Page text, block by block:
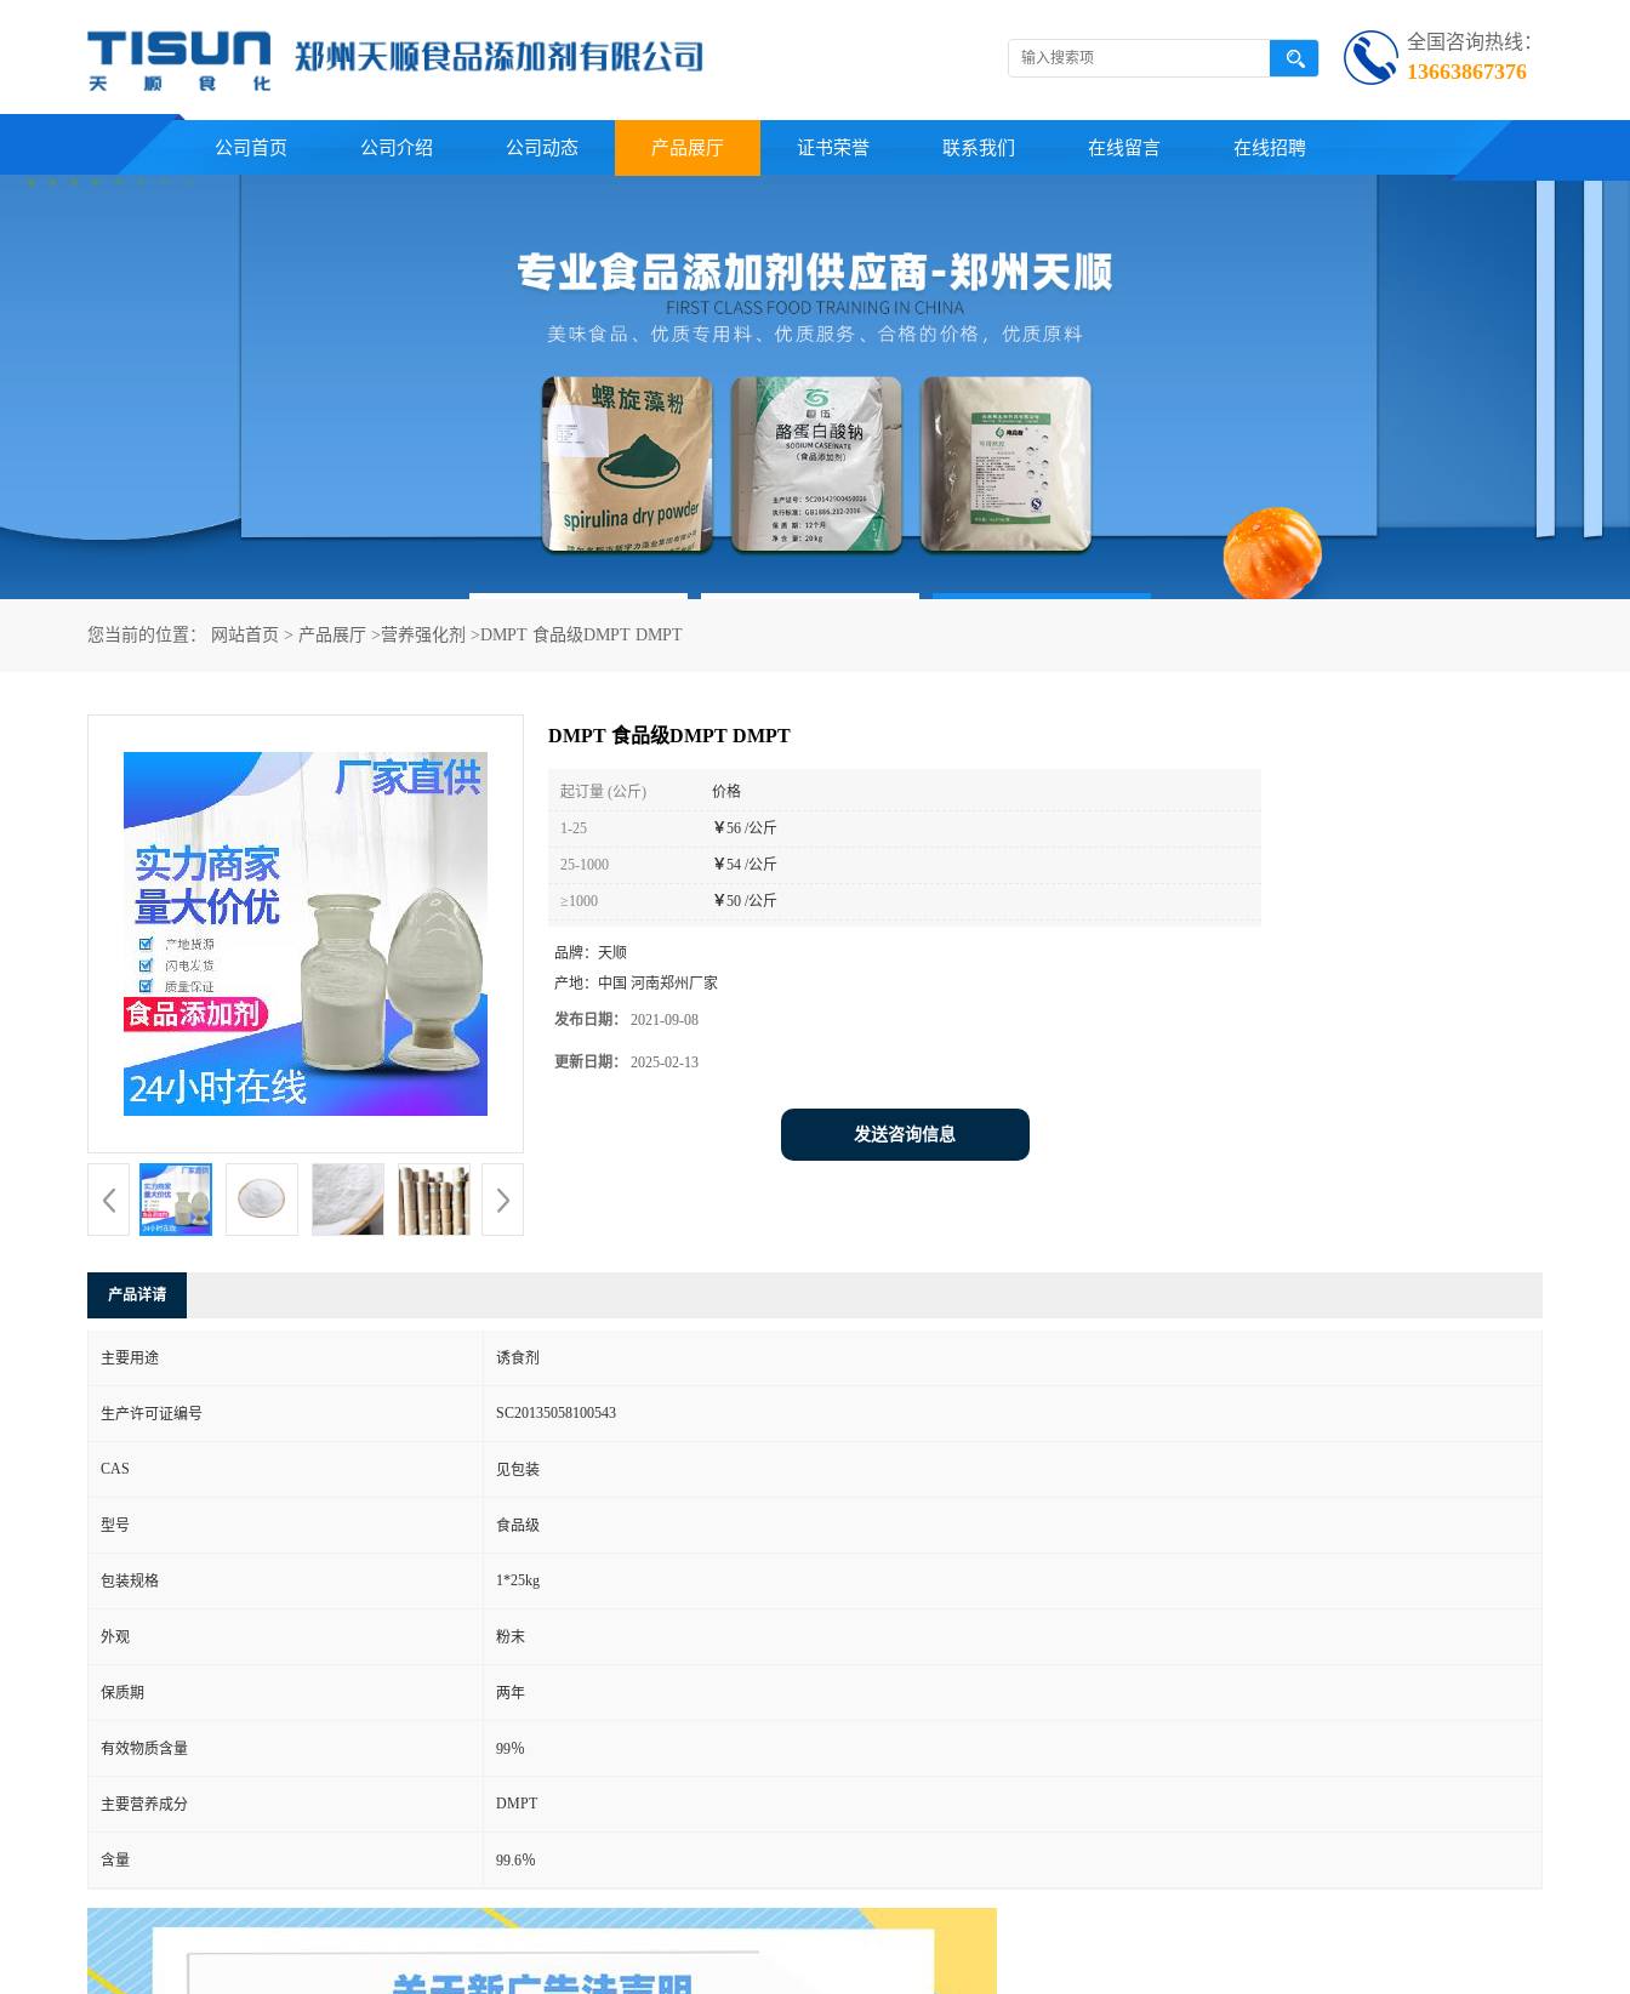
全国咨询热线：
13663867376
公司首页 公司介绍 公司动态 产品展厅 证书荣誉 联系我们 在线留言 在线招聘
您当前的位置： 网站首页 > 产品展厅 >营养强化剂 >DMPT 食品级DMPT DMPT
DMPT 食品级DMPT DMPT
起订量 (公斤) 价格
1-25 ￥56 /公斤
25-1000 ￥54 /公斤
≥1000 ￥50 /公斤
品牌： 天顺
产地： 中国 河南郑州厂家
发布日期： 2021-09-08
更新日期： 2025-02-13
发送咨询信息
产品详请
主要用途 诱食剂
生产许可证编号 SC20135058100543
CAS 见包装
型号 食品级
包装规格 1*25kg
外观 粉末
保质期 两年
有效物质含量 99％
主要营养成分 DMPT
含量 99.6％